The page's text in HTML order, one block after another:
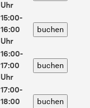
Uhr
15:00-
16:00
Uhr
16:00-
17:00
Uhr
17:00-
18:00